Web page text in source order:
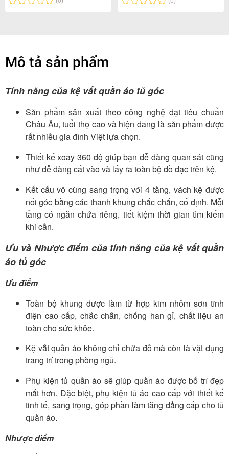
Mô tả sản phẩm
Tính năng của kệ vắt quần áo tủ góc
Sản phẩm sản xuất theo công nghệ đạt tiêu chuẩn
Châu Âu, tuổi thọ cao và hiện đang là sản phẩm được
rất nhiều gia đình Việt lựa chọn.
Thiết kế xoay 360 độ giúp bạn dễ dàng quan sát cũng
như dễ dàng cất vào và lấy ra toàn bộ đồ đạc trên kệ.
Kết cấu vô cùng sang trọng với 4 tầng, vách kệ được
nối góc bằng các thanh khung chắc chắn, cố định. Mỗi
tầng có ngăn chứa riêng, tiết kiệm thời gian tìm kiếm
khi cần.
Ưu và Nhược điểm của tính năng của kệ vắt quần
áo tủ góc
Ưu điểm
Toàn bộ khung được làm từ hợp kim nhôm sơn tĩnh
điện cao cấp, chắc chắn, chống han gỉ, chất liệu an
toàn cho sức khỏe.
Kệ vắt quần áo không chỉ chứa đồ mà còn là vật dụng
trang trí trong phòng ngủ.
Phụ kiện tủ quần áo sẽ giúp quần áo được bố trí đẹp
mắt hơn. Đặc biệt, phụ kiện tủ áo cao cấp với thiết kế
tinh tế, sang trọng, góp phần làm tăng đẳng cấp cho tủ
quần áo.
Nhược điểm